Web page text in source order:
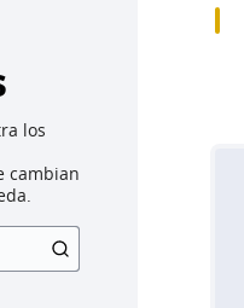
los
cambian